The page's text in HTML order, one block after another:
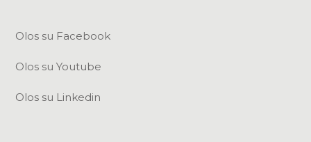
Olos su Facebook
Olos su Youtube
Olos su Linkedin